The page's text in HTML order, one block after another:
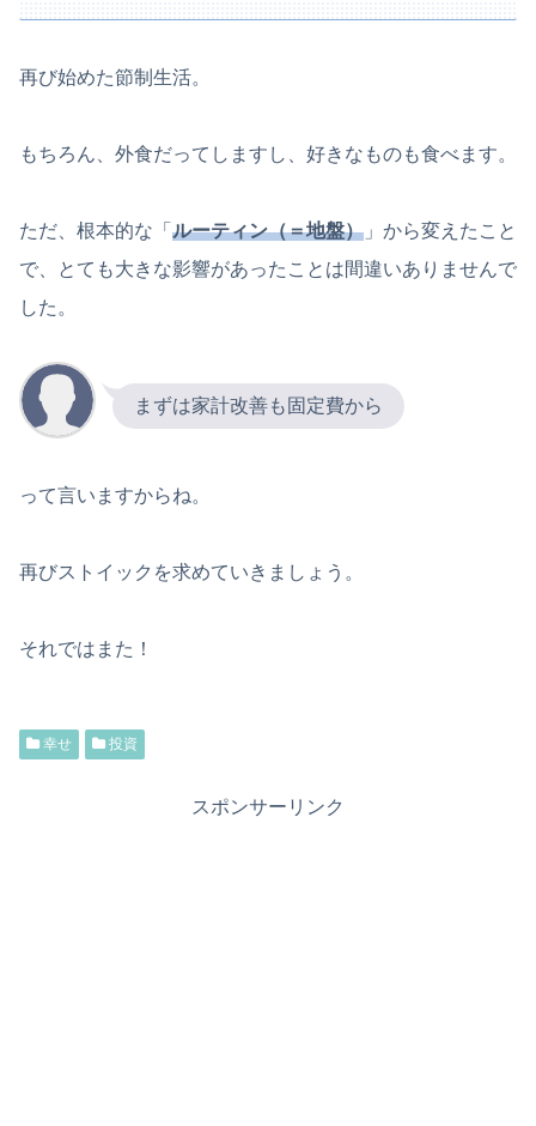
再び始めた節制生活。
もちろん、外食だってしますし、好きなものも食べます。
ただ、根本的な「 ルーティン（＝地盤） 」から変えたこと
で、とても大きな影響があったことは間違いありませんで
した。
まずは家計改善も固定費から
って言いますからね。
再びストイックを求めていきましょう。
それではまた！
幸せ 投資
スポンサーリンク